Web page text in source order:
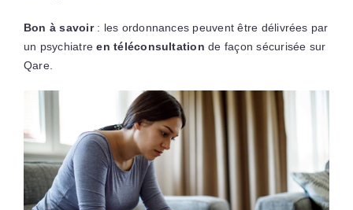
Bon à savoir: les ordonnances peuvent être délivrées par
un psychiatreen téléconsultation de façon sécurisée sur
Qare.